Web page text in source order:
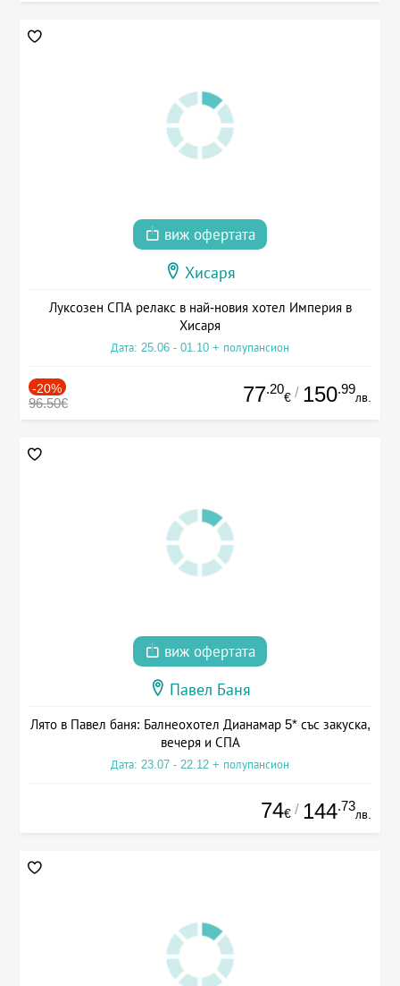
виж офертата
Хисаря
Луксозен СПА релакс в най-новия хотел Империя в
Хисаря
Дата: 25.06 - 01.10 + полупансион
-20%
96.50€ 77.20
€ / 150.99
лв.
виж офертата
Павел Баня
Лято в Павел баня: Балнеохотел Дианамар 5* със закуска,
вечеря и СПА
Дата: 23.07 - 22.12 + полупансион
74€ / 144.73
лв.